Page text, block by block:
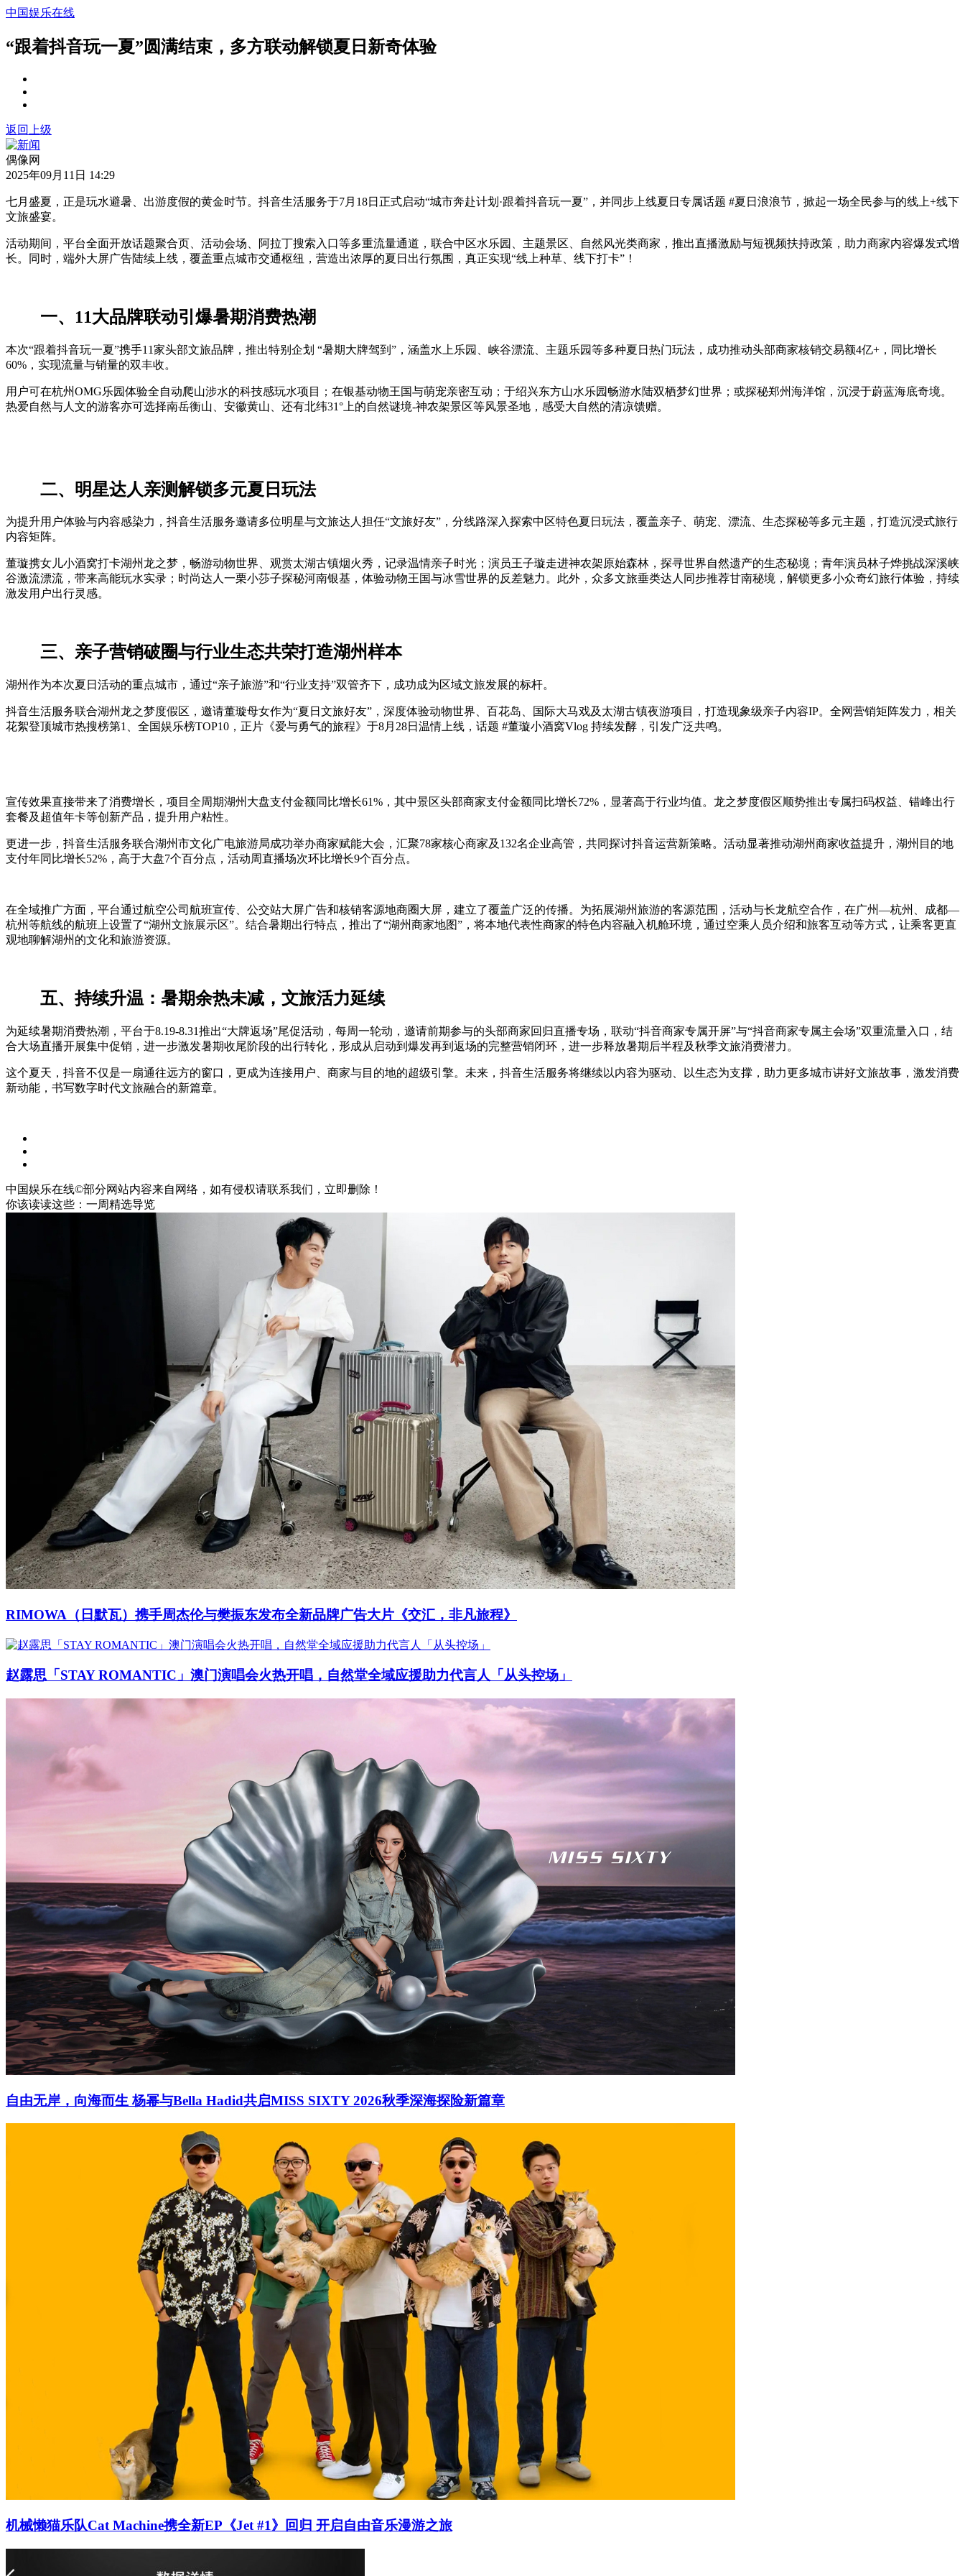
中国娱乐在线
“跟着抖音玩一夏”圆满结束，多方联动解锁夏日新奇体验
返回上级
偶像网
2025年09月11日 14:29
七月盛夏，正是玩水避暑、出游度假的黄金时节。抖音生活服务于7月18日正式启动“城市奔赴计划·跟着抖音玩一夏”，并同步上线夏日专属话题 #夏日浪浪节，掀起一场全民参与的线上+线下
文旅盛宴。
活动期间，平台全面开放话题聚合页、活动会场、阿拉丁搜索入口等多重流量通道，联合中区水乐园、主题景区、自然风光类商家，推出直播激励与短视频扶持政策，助力商家内容爆发式增
长。同时，端外大屏广告陆续上线，覆盖重点城市交通枢纽，营造出浓厚的夏日出行氛围，真正实现“线上种草、线下打卡”！
一、11大品牌联动引爆暑期消费热潮
本次“跟着抖音玩一夏”携手11家头部文旅品牌，推出特别企划 “暑期大牌驾到”，涵盖水上乐园、峡谷漂流、主题乐园等多种夏日热门玩法，成功推动头部商家核销交易额4亿+，同比增长
60%，实现流量与销量的双丰收。
用户可在杭州OMG乐园体验全自动爬山涉水的科技感玩水项目；在银基动物王国与萌宠亲密互动；于绍兴东方山水乐园畅游水陆双栖梦幻世界；或探秘郑州海洋馆，沉浸于蔚蓝海底奇境。
热爱自然与人文的游客亦可选择南岳衡山、安徽黄山、还有北纬31°上的自然谜境-神农架景区等风景圣地，感受大自然的清凉馈赠。
二、明星达人亲测解锁多元夏日玩法
为提升用户体验与内容感染力，抖音生活服务邀请多位明星与文旅达人担任“文旅好友”，分线路深入探索中区特色夏日玩法，覆盖亲子、萌宠、漂流、生态探秘等多元主题，打造沉浸式旅行
内容矩阵。
董璇携女儿小酒窝打卡湖州龙之梦，畅游动物世界、观赏太湖古镇烟火秀，记录温情亲子时光；演员王子璇走进神农架原始森林，探寻世界自然遗产的生态秘境；青年演员林子烨挑战深溪峡
谷激流漂流，带来高能玩水实录；时尚达人一栗小莎子探秘河南银基，体验动物王国与冰雪世界的反差魅力。此外，众多文旅垂类达人同步推荐甘南秘境，解锁更多小众奇幻旅行体验，持续
激发用户出行灵感。
三、亲子营销破圈与行业生态共荣打造湖州样本
湖州作为本次夏日活动的重点城市，通过“亲子旅游”和“行业支持”双管齐下，成功成为区域文旅发展的标杆。
抖音生活服务联合湖州龙之梦度假区，邀请董璇母女作为“夏日文旅好友”，深度体验动物世界、百花岛、国际大马戏及太湖古镇夜游项目，打造现象级亲子内容IP。全网营销矩阵发力，相关
花絮登顶城市热搜榜第1、全国娱乐榜TOP10，正片《爱与勇气的旅程》于8月28日温情上线，话题 #董璇小酒窝Vlog 持续发酵，引发广泛共鸣。
宣传效果直接带来了消费增长，项目全周期湖州大盘支付金额同比增长61%，其中景区头部商家支付金额同比增长72%，显著高于行业均值。龙之梦度假区顺势推出专属扫码权益、错峰出行
套餐及超值年卡等创新产品，提升用户粘性。
更进一步，抖音生活服务联合湖州市文化广电旅游局成功举办商家赋能大会，汇聚78家核心商家及132名企业高管，共同探讨抖音运营新策略。活动显著推动湖州商家收益提升，湖州目的地
支付年同比增长52%，高于大盘7个百分点，活动周直播场次环比增长9个百分点。
在全域推广方面，平台通过航空公司航班宣传、公交站大屏广告和核销客源地商圈大屏，建立了覆盖广泛的传播。为拓展湖州旅游的客源范围，活动与长龙航空合作，在广州—杭州、成都—
杭州等航线的航班上设置了“湖州文旅展示区”。结合暑期出行特点，推出了“湖州商家地图”，将本地代表性商家的特色内容融入机舱环境，通过空乘人员介绍和旅客互动等方式，让乘客更直
观地聊解湖州的文化和旅游资源。
五、持续升温：暑期余热未减，文旅活力延续
为延续暑期消费热潮，平台于8.19-8.31推出“大牌返场”尾促活动，每周一轮动，邀请前期参与的头部商家回归直播专场，联动“抖音商家专属开屏”与“抖音商家专属主会场”双重流量入口，结
合大场直播开展集中促销，进一步激发暑期收尾阶段的出行转化，形成从启动到爆发再到返场的完整营销闭环，进一步释放暑期后半程及秋季文旅消费潜力。
这个夏天，抖音不仅是一扇通往远方的窗口，更成为连接用户、商家与目的地的超级引擎。未来，抖音生活服务将继续以内容为驱动、以生态为支撑，助力更多城市讲好文旅故事，激发消费
新动能，书写数字时代文旅融合的新篇章。
中国娱乐在线©部分网站内容来自网络，如有侵权请联系我们，立即删除！
你该读读这些：一周精选导览
RIMOWA（日默瓦）携手周杰伦与樊振东发布全新品牌广告大片《交汇，非凡旅程》
赵露思「STAY ROMANTIC」澳门演唱会火热开唱，自然堂全域应援助力代言人「从头控场」
自由无岸，向海而生 杨幂与Bella Hadid共启MISS SIXTY 2026秋季深海探险新篇章
机械懒猫乐队Cat Machine携全新EP《Jet #1》回归 开启自由音乐漫游之旅